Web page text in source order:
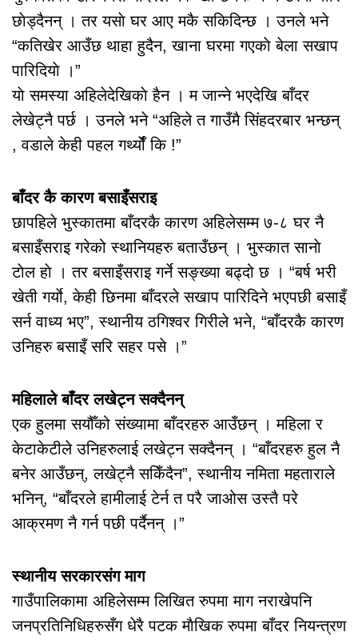
छाेड्दैनन् । तर यसाे घर आए मकै सकिदिन्छ । उनले भने
“कतिखेर आउँछ थाहा हुदैन, खाना घरमा गएकाे बेला सखाप
पारिदियाे ।”
याे समस्या अहिलेदेखिकाे हैन । म जान्ने भएदेखि बाँदर
लेखेट्नै पर्छ । उनले भने “अहिले त गाउँमै सिंहदरबार भन्छन्
, वडाले केही पहल गर्थ्याेँ कि !”
बाँदर कै कारण बसाइँसराइ
छापहिले भुस्कातमा बाँदरकै कारण अहिलेसम्म ७-८ घर नै
बसाइँसराइ गरेको स्थानियहरु बताउँछन् । भुस्कात सानाे
टाेल हाे । तर बसाइँसराइ गर्ने सङ्ख्या बढ्दो छ । “बर्ष भरी
खेती गर्याे, केही छिनमा बाँदरले सखाप पारिदिने भएपछी बसाइँ
सर्न वाध्य भए”, स्थानीय ठगिश्वर गिरीले भने, “बाँदरकै कारण
उनिहरु बसाइँ सरि सहर पसे ।”
महिलाले बाँदर लखेट्न सक्दैनन्
एक हुलमा सयौँको संख्यामा बाँदरहरु आउँछन् । महिला र
केटाकेटीले उनिहरुलाई लखेट्न सक्दैनन् । “बाँदरहरु हुल नै
बनेर आउँछन्, लखेट्नै सकिँदैन”, स्थानीय नमिता महताराले
भनिन्, “बाँदरले हामीलाई टेर्न त परै जाओस उस्तै परे
आक्रमण नै गर्न पछी पर्दैनन् ।”
स्थानीय सरकारसंग माग
गाउँपालिकामा अहिलेसम्म लिखित रुपमा माग नराखेपनि
जनप्रतिनिधिहरुसँग धेरै पटक माैखिक रुपमा बाँदर नियन्त्रण